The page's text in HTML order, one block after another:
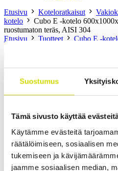
Suostumus
Tämä sivusto käyttää
Käytämme evästeitä
räätälöimiseen, sosiaalisen
tukemiseen ja
jaamme sosiaalisen median,
Etusivu
Koteloratkaisut
kotelo
Cubo E -kotelo
ruostumaton teräs, AISI 304
Etusivu
Tuotteet Cubo E -
600x1000x300mm, sileät sivut,
Cubo E -kotelo
ruostumaton
Yhteensopivuus:Cubo E
Tuotekoodi:ESSP6010030